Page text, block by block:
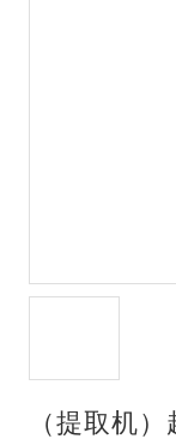
（提取机